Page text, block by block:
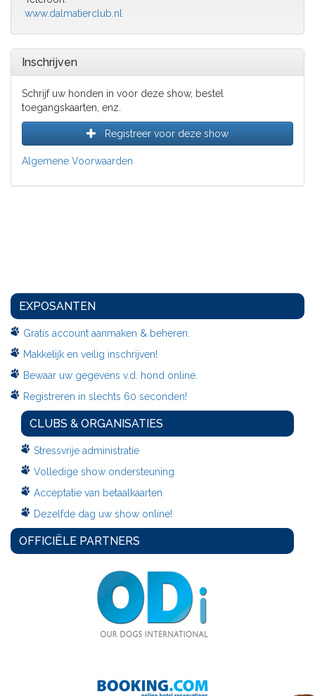
www.dalmatierclub.nl
Inschrijven
Schrijf uw honden in voor deze show, bestel
toegangskaarten, enz.
Registreer voor deze show
Algemene Voorwaarden
EXPOSANTEN
Gratis account aanmaken & beheren.
Makkelijk en veilig inschrijven!
Bewaar uw gegevens v.d. hond online.
Registreren in slechts 60 seconden!
CLUBS & ORGANISATIES
Stressvrije administratie
Volledige show ondersteuning
Acceptatie van betaalkaarten
Dezelfde dag uw show online!
OFFICIËLE PARTNERS